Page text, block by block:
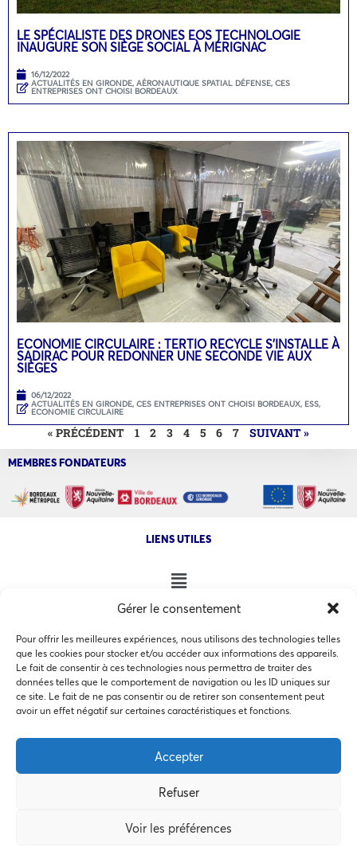
Gérer le consentement
Pour offrir les meilleures expériences, nous utilisons des technologies telles
que les cookies pour stocker et/ou accéder aux informations des appareils.
Le fait de consentir à ces technologies nous permettra de traiter des
données telles que le comportement de navigation ou les ID uniques sur
ce site. Le fait de ne pas consentir ou de retirer son consentement peut
avoir un effet négatif sur certaines caractéristiques et fonctions.
Accepter
Refuser
Voir les préférences
Ce site utilise des cookies pour les statistiques et pour
politique de confidentialité
Accepter
Refuser
Préférences des cookies
LE SPÉCIALISTE DES DRONES EOS TECHNOLOGIE
INAUGURE SON SIÈGE SOCIAL À MÉRIGNAC
16/12/2022
ACTUALITÉS EN GIRONDE, AÉRONAUTIQUE SPATIAL DÉFENSE, CES
ENTREPRISES ONT CHOISI BORDEAUX
ECONOMIE CIRCULAIRE : TERTIO RECYCLE S’INSTALLE À
SADIRAC POUR REDONNER UNE SECONDE VIE AUX
SIÈGES
06/12/2022
ACTUALITÉS EN GIRONDE, CES ENTREPRISES ONT CHOISI BORDEAUX, ESS,
ECONOMIE CIRCULAIRE
« PRÉCÉDENT 1 2 3 4 5 6 7 SUIVANT »
MEMBRES FONDATEURS
LIENS UTILES
NOS AUTRES SITES
COPYRIGHT @ 2026 - INVEST IN BORDEAUX - 32 Allées d'Orléans